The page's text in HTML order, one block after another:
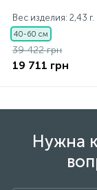
Вес изделия: 2,43 г.
40-60 см
39 422 грн
19 711 грн
Нужна